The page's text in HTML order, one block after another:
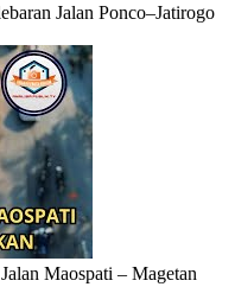
Jalan Ponco–Jatirogo
Maospati – Magetan